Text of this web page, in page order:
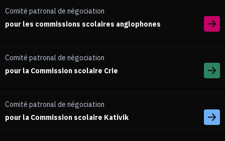
Comité patronal de négociation
pour les commissions scolaires anglophones
Comité patronal de négociation
pour la Commission scolaire Crie
Comité patronal de négociation
pour la Commission scolaire Kativik